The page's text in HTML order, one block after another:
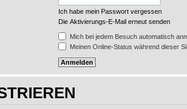
Ich habe mein Passwort vergessen
Die Aktivierungs-E-Mail erneut senden
Mich bei jedem Besuch automatisch
Meinen Online-Status während dieser